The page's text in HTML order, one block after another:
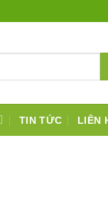
TIN TỨC LIÊN